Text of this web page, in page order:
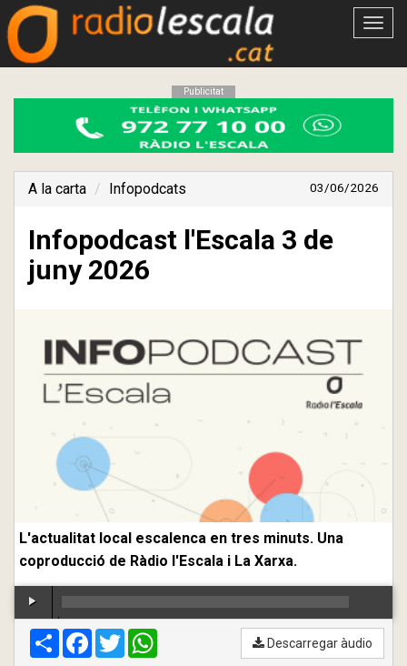
Obrir
Publicitat
A la carta Infopodcats 03/06/2026
Infopodcast l'Escala 3 de
juny 2026
L'actualitat local escalenca en tres minuts. Una
coproducció de Ràdio l'Escala i La Xarxa.
00:00/ 00:00
CompartirFacebook
Twitter Descarregar àudio